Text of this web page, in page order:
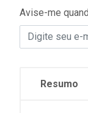
Avise-me
Resumo